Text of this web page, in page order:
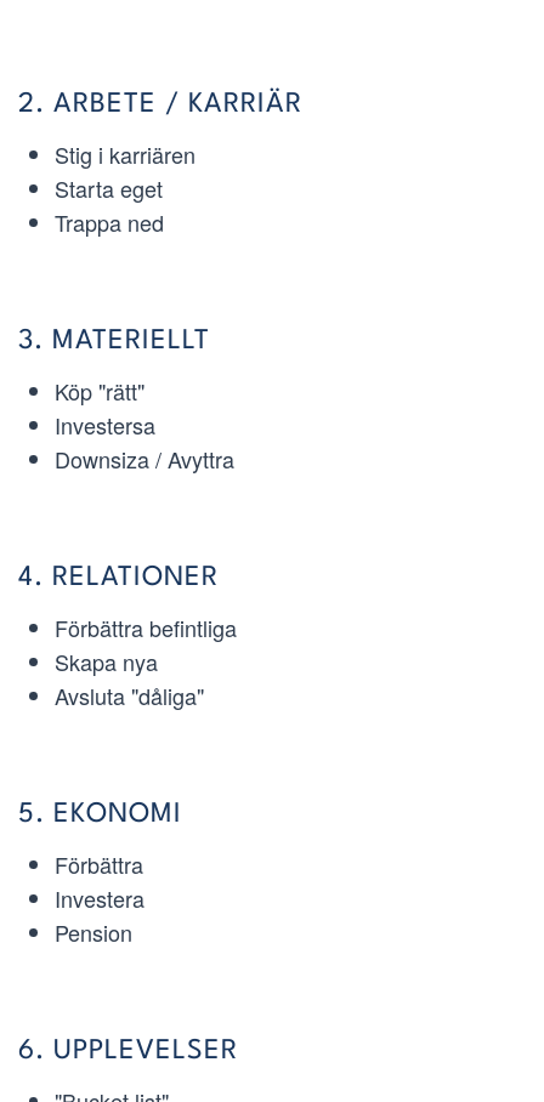
2. ARBETE / KARRIÄR
Stig i karriären
Starta eget
Trappa ned
3. MATERIELLT
Köp "rätt"
Investersa
Downsiza / Avyttra
4. RELATIONER
Förbättra befintliga
Skapa nya
Avsluta "dåliga"
5. EKONOMI
Förbättra
Investera
Pension
6. UPPLEVELSER